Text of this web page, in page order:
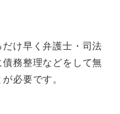
け早く弁護士・司法
務整理などをして無
必要です。